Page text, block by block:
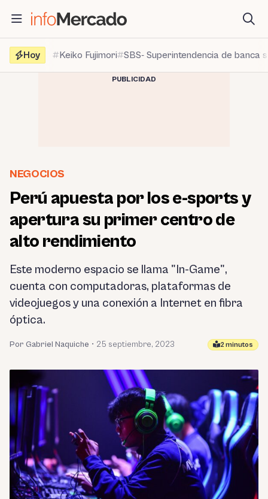
contenido
Hoy
Keiko Fujimori SBS- Superintendencia de banca
PUBLICIDAD
NEGOCIOS
Perú apuesta por los e-sports y
apertura su primer centro de
alto rendimiento
Este moderno espacio se llama "In-Game",
cuenta con computadoras, plataformas de
videojuegos y una conexión a Internet en fibra
óptica.
Por Gabriel Naquiche • 25 septiembre, 2023 2 minutos